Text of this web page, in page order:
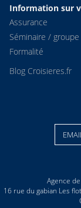
Information sur
Assurance
Séminaire / groupe
Formalité
Blog Croisieres.fr
Agence
16 rue du gabian Les